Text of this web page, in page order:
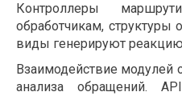
Контроллеры
обработчикам,
виды генерируют реакцию
Взаимодействие модулей
анализа обращений.